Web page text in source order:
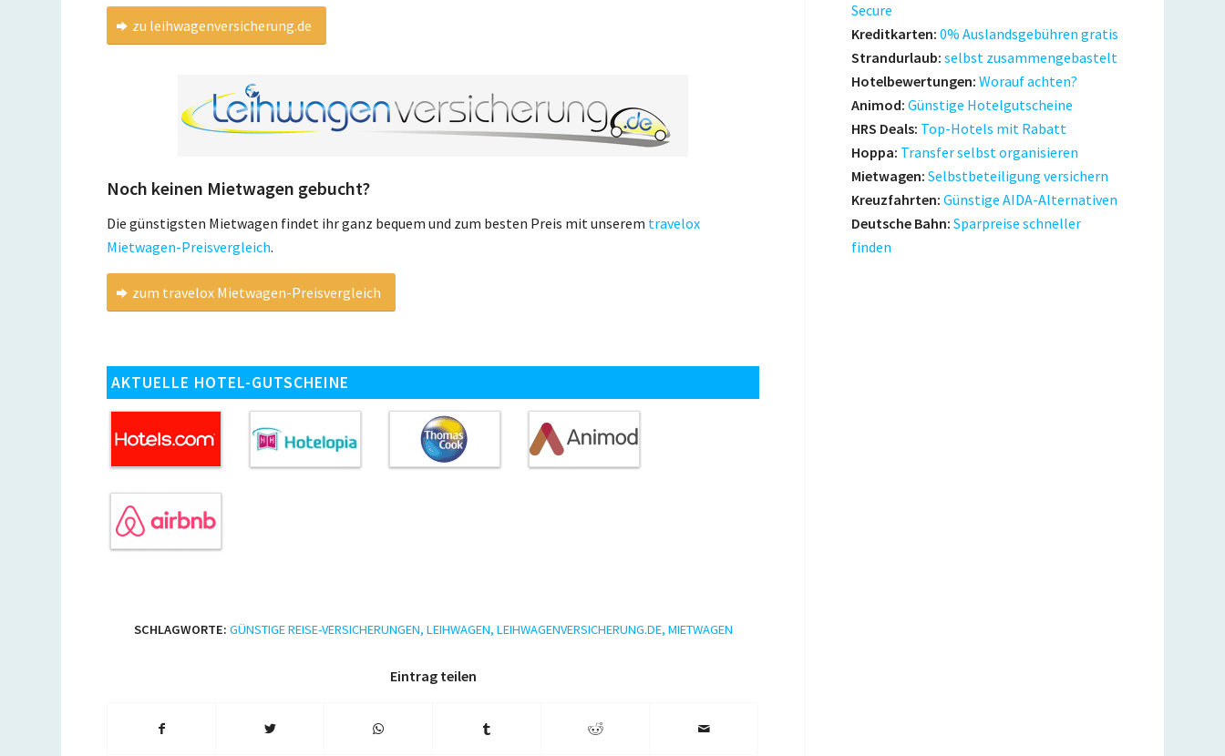
zu leihwagenversicherung.de
Noch keinen Mietwagen gebucht?
Die günstigsten Mietwagen findet ihr ganz bequem und zum besten Preis mit unserem travelox
Mietwagen-Preisvergleich.
zum travelox Mietwagen-Preisvergleich
AKTUELLE HOTEL-GUTSCHEINE
SCHLAGWORTE: GÜNSTIGE REISE-VERSICHERUNGEN, LEIHWAGEN, LEIHWAGENVERSICHERUNG.DE, MIETWAGEN
Eintrag teilen
Secure
Kreditkarten: 0% Auslandsgebühren gratis
Strandurlaub: selbst zusammengebastelt
Hotelbewertungen: Worauf achten?
Animod: Günstige Hotelgutscheine
HRS Deals: Top-Hotels mit Rabatt
Hoppa: Transfer selbst organisieren
Mietwagen: Selbstbeteiligung versichern
Kreuzfahrten: Günstige AIDA-Alternativen
Deutsche Bahn: Sparpreise schneller
finden